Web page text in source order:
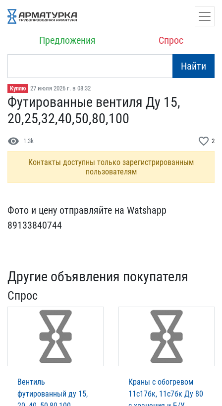
Предложения Спрос
Найти
Куплю 27 июля 2026 г. в 08:32
Футированные вентиля Ду ​15,
20,25,32,40,50,80,10​0
visibility 1.3k favorite_border 2
Контакты доступны только зарегистрированным
пользователям
Фото и цену отправляйте ​на Watshapp
89133840744
Другие объявления покупателя
Спрос
Вентиль
футированный ду 15,
Краны с обогревом
11с17бк, 11с7бк Ду 80